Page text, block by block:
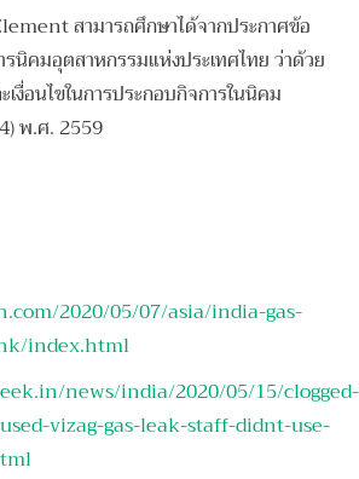
สามารถศึกษาได้จากประกาศข้อ
นิคมอุตสาหกรรมแห่งประเทศไทย ว่าด้วย
งื่อนไขในการประกอบกิจการในนิคม
พ.ศ. 2559
2020/05/07/asia/india-gas-
index.html
news/india/2020/05/15/clogged-
vizag-gas-leak-staff-didnt-use-